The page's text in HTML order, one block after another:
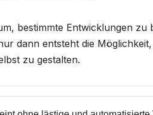
bestimmte Entwicklungen zu
dann entsteht die
zu gestalten.